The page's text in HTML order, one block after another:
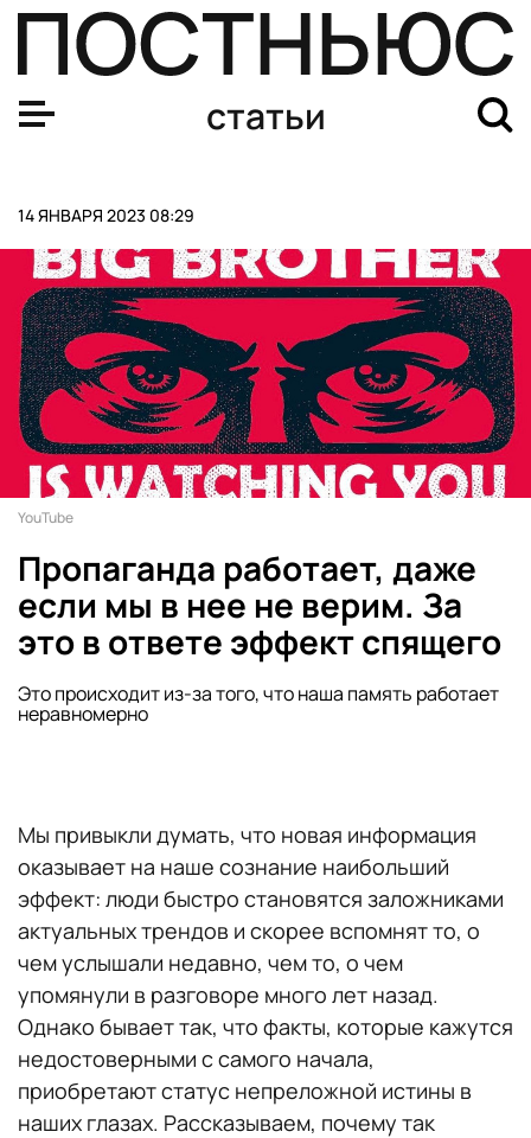
статьи
14 ЯНВАРЯ 2023 08:29
YouTube
Пропаганда работает, даже
если мы в нее не верим. За
это в ответе эффект спящего
Это происходит из-за того, что наша память работает
неравномерно
Мы привыкли думать, что новая информация
оказывает на наше сознание наибольший
эффект: люди быстро становятся заложниками
актуальных трендов и скорее вспомнят то, о
чем услышали недавно, чем то, о чем
упомянули в разговоре много лет назад.
Однако бывает так, что факты, которые кажутся
недостоверными с самого начала,
приобретают статус непреложной истины в
наших глазах. Рассказываем, почему так
75 лет назад родился Валерий Харламов. Пройдите